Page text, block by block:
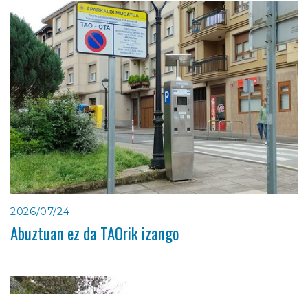
2026/07/24
Abuztuan ez da TAOrik izango